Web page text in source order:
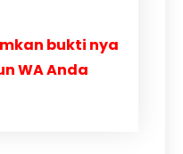
bukti nya
WA Anda